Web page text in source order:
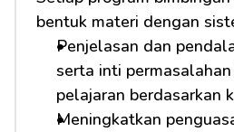
bentuk materi dengan
Penjelasan dan
serta inti
pelajaran berdasarkan
Meningkatkan